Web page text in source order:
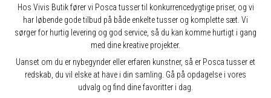
Hos Vivis Butik fører vi Posca tusser til konkurrencedygtige priser, og vi
har løbende gode tilbud på både enkelte tusser og komplette sæt. Vi
sørger for hurtig levering og god service, så du kan komme hurtigt i gang
med dine kreative projekter.
Uanset om du er nybegynder eller erfaren kunstner, så er Posca tusser et
redskab, du vil elske at have i din samling. Gå på opdagelse i vores
udvalg og find dine favoritter i dag.